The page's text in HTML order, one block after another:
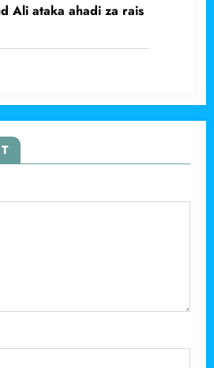
Ali ataka ahadi za rais